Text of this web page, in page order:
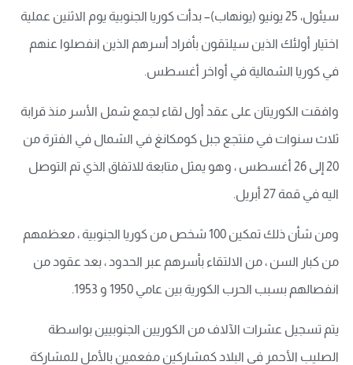
سيئول، 25 يونيو (يونهاب)– بدأت كوريا الجنوبية يوم الاثنين عملية
اختيار أولئك الذين سيلتقون بأفراد أسرهم الذين انفصلوا عنهم
في كوريا الشمالية في أواخر أغسطس.
وافقت الكوريتان على عقد أول لقاء لجمع شمل الأسر منذ قرابة
ثلاث سنوات في منتجع جبل كومكانغ في الشمال في الفترة من
20 إلى 26 أغسطس ، وهو يمثل متابعة للاتفاق الذي تم التوصل
اليه في قمة 27 أبريل.
ومن شأن ذلك تمكين 100 شخص من كوريا الجنوبية ، معظمهم
من كبار السن ، من الالتقاء بأسرهم عبر الحدود ، بعد عقود من
انفصالهم بسبب الحرب الكورية بين عامي 1950 و 1953.
يتم تسجيل عشرات الآلاف من الكوريين الجنوبيين بواسطة
الصليب الأحمر في البلاد كمشاركين مفعمين بالأمل للمشاركة